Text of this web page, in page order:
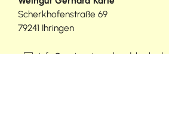
Scherkhofenstraße 69
79241 Ihringen
info@weingut-gerhard-karle.de